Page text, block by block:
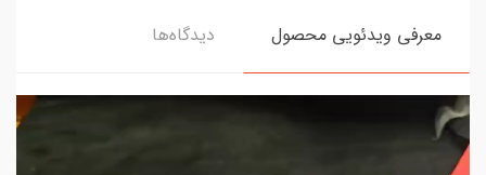
معرفی ویدئویی محصول دیدگاه‌ها